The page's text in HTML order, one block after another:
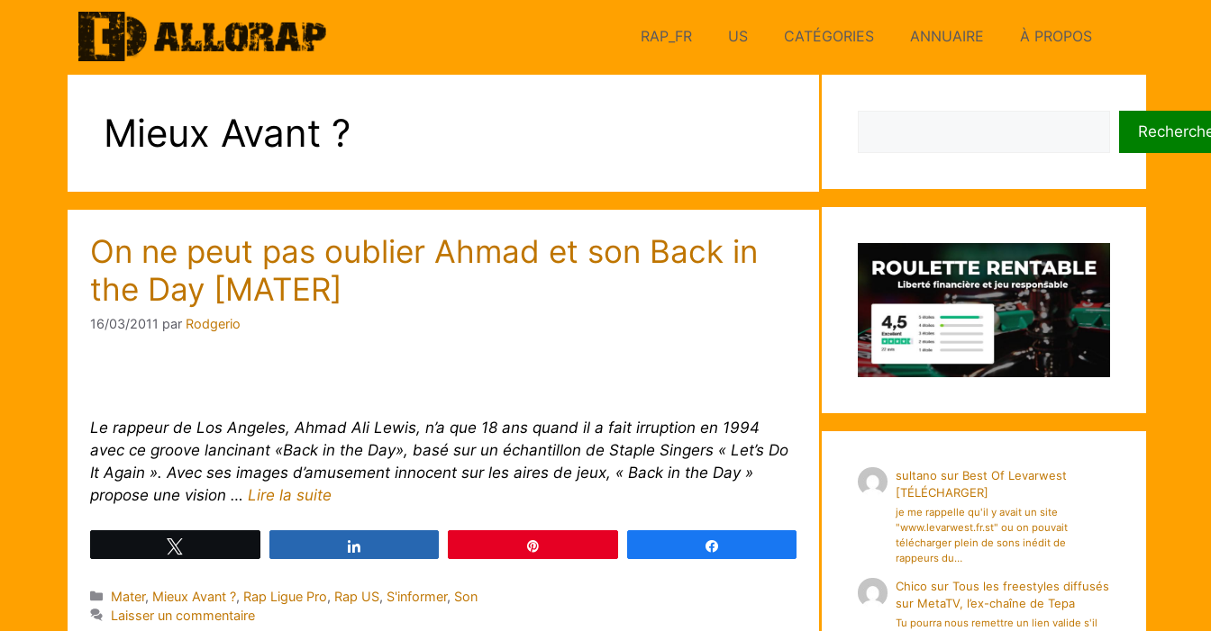
RAP_FR US CATÉGORIES ANNUAIRE À PROPOS
Mieux Avant ?
On ne peut pas oublier Ahmad et son Back in
the Day [MATER]
16/03/2011 par Rodgerio
Le rappeur de Los Angeles, Ahmad Ali Lewis, n’a que 18 ans quand il a fait irruption en 1994
avec ce groove lancinant «Back in the Day», basé sur un échantillon de Staple Singers « Let’s Do
It Again ». Avec ses images d’amusement innocent sur les aires de jeux, « Back in the Day »
propose une vision … Lire la suite
Catégories
Mater, Mieux Avant ?, Rap Ligue Pro, Rap US, S'informer, Son
Laisser un commentaire
sultano sur Best Of Levarwest
[TÉLÉCHARGER]
je me rappelle qu'il y avait un site
"www.levarwest.fr.st" ou on pouvait
télécharger plein de sons inédit de
rappeurs du…
Chico surTous les freestyles diffusés
sur MetaTV, l’ex-chaîne de Tepa
Tu pourra nous remettre un lien valide s'il